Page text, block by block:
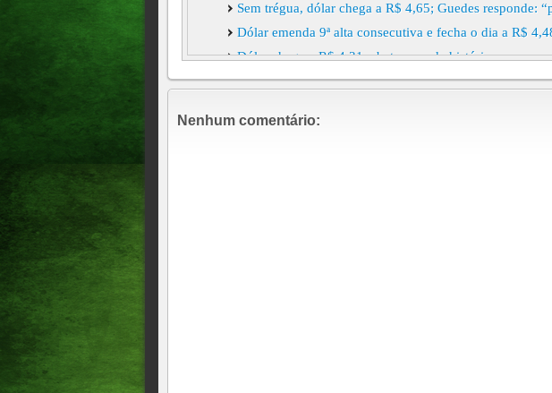
Sem trégua, dólar chega a R$ 4,65; Guedes responde:
Dólar emenda 9ª alta consecutiva e fecha o dia a R$
Dólar chega a R$ 4,31 e bate recorde histórico
Dólar abre nesta quinta-feira mantendo tendência de
Nenhum comentário: